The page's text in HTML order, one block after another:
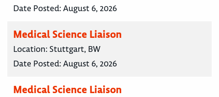
Date Posted:August 6, 2026
Medical Science Liaison
Location: Stuttgart, BW
Date Posted:August 6, 2026
Medical Science Liaison